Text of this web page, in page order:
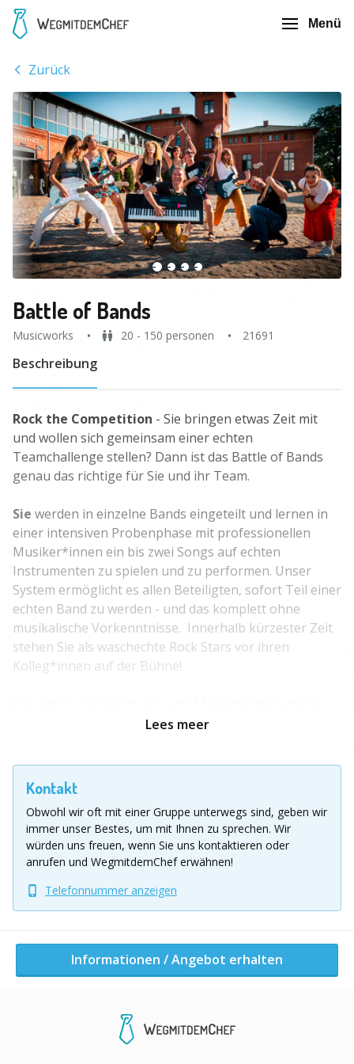
Menü
Zurück
Battle of Bands
Musicworks 20 - 150 personen 21691
Beschreibung
Rock the Competition - Sie bringen etwas Zeit mit
und wollen sich gemeinsam einer echten
Teamchallenge stellen? Dann ist das Battle of Bands
genau das richtige für Sie und ihr Team.
Sie werden in einzelne Bands eingeteilt und lernen in
einer intensiven Probenphase mit professionellen
Musiker*innen ein bis zwei Songs auf echten
Instrumenten zu spielen und zu performen. Unser
System ermöglicht es allen Beteiligten, sofort Teil einer
echten Band zu werden - und das komplett ohne
musikalische Vorkenntnisse. Innerhalb kürzester Zeit
stehen Sie als waschechte Rock Stars vor ihren
Kolleg*innen auf der Bühne!
Battle im Rahmen einer großen Abschlussshow wird
werden überrascht sein, welche Talente da entdeckt
werden.
Musicworks - Das erste Teambuilding, das wirklich
rockt!
2,5 - 6 Stunden
20 - 150 Teilnehmende
Mit großer Bühnenshow
Ohne musikalische Vorkenntnisse
von unseren anderen Angeboten auf
Wegmitdemchef.de inspirieren oder nehmen Sie
Lees meer
Kontakt
Obwohl wir oft mit einer Gruppe unterwegs sind, geben wir
immer unser Bestes, um mit Ihnen zu sprechen. Wir
würden uns freuen, wenn Sie uns kontaktieren oder
anrufen und WegmitdemChef erwähnen!
Telefonnummer anzeigen
Informationen / Angebot erhalten